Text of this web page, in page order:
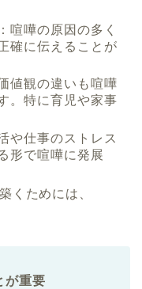
：喧嘩の原因の多く
確に伝えることが
値観の違いも喧嘩
。特に育児や家事
や仕事のストレス
形で喧嘩に発展
くためには、
が重要